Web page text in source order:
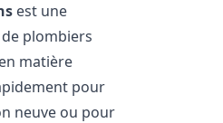
est une
plombiers
matière
pour
neuve ou pour